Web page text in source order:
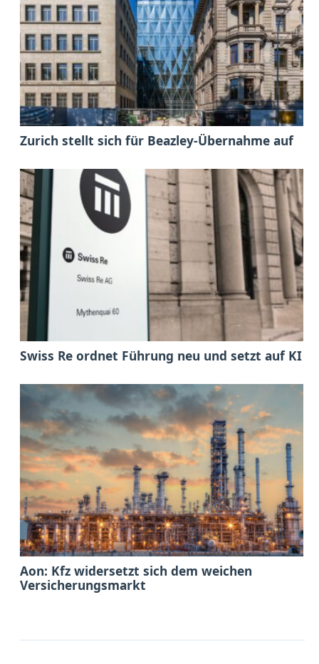
Zurich stellt sich für Beazley-Übernahme auf
Swiss Re ordnet Führung neu und setzt auf KI
Aon: Kfz widersetzt sich dem weichen
Versicherungsmarkt